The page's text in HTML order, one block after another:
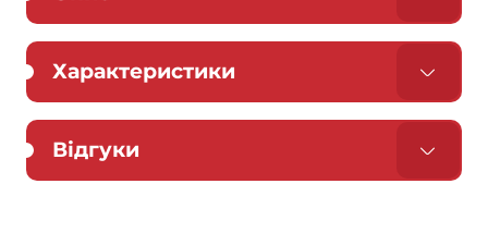
Характеристики
Відгуки